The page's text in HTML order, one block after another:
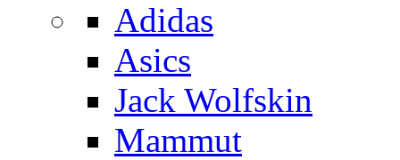
Adidas
Asics
Jack Wolfskin
Mammut